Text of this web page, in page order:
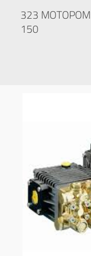
323
150